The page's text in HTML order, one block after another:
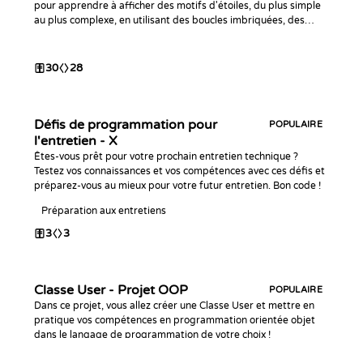
pour apprendre à afficher des motifs d'étoiles, du plus simple
au plus complexe, en utilisant des boucles imbriquées, des
30 28
Défis de programmation pour
l'entretien - X
POPULAIRE
Êtes-vous prêt pour votre prochain entretien technique ?
Testez vos connaissances et vos compétences avec ces défis et
préparez-vous au mieux pour votre futur entretien. Bon code !
Préparation aux entretiens
3 3
Classe User - Projet OOP POPULAIRE
Dans ce projet, vous allez créer une Classe User et mettre en
pratique vos compétences en programmation orientée objet
dans le langage de programmation de votre choix !